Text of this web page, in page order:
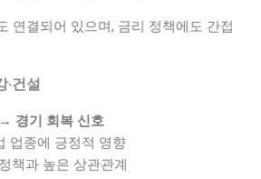
연결되어 있으며, 금리 정책에도 간접
·건설
경기 회복 신호
업종에 긍정적 영향
책과 높은 상관관계